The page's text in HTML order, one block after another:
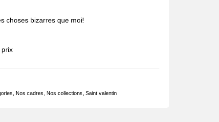
choses bizarres que moi!
Nos cadres Nos collections Saint valentin